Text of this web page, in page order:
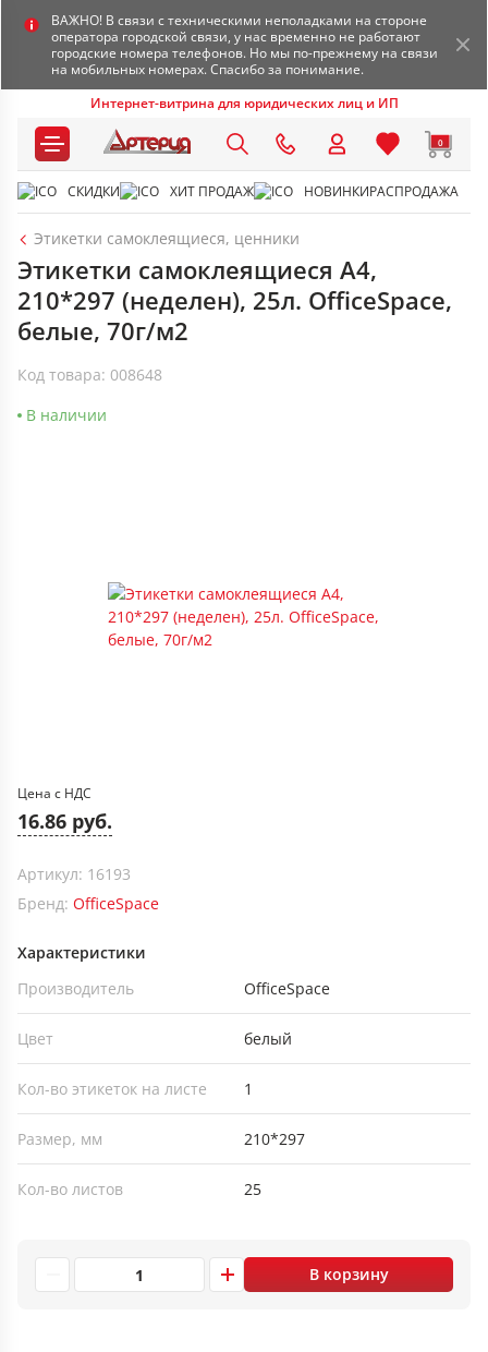
ВАЖНО! В связи с техническими неполадками на стороне
оператора городской связи, у нас временно не работают
городские номера телефонов. Но мы по-прежнему на связи
на мобильных номерах. Спасибо за понимание.
Интернет-витрина для юридических лиц и ИП
0
СКИДКИ ХИТ ПРОДАЖ НОВИНКИРАСПРОДАЖА
Этикетки самоклеящиеся, ценники
Этикетки самоклеящиеся А4,
210*297 (неделен), 25л. OfficeSpace,
белые, 70г/м2
Код товара: 008648
В наличии
Цена с НДС
16.86 руб.
Артикул: 16193
Бренд: OfficeSpace
Характеристики
Производитель
OfficeSpace
Цвет белый
Кол-во этикеток на листе 1
Размер, мм 210*297
Кол-во листов 25
В корзину